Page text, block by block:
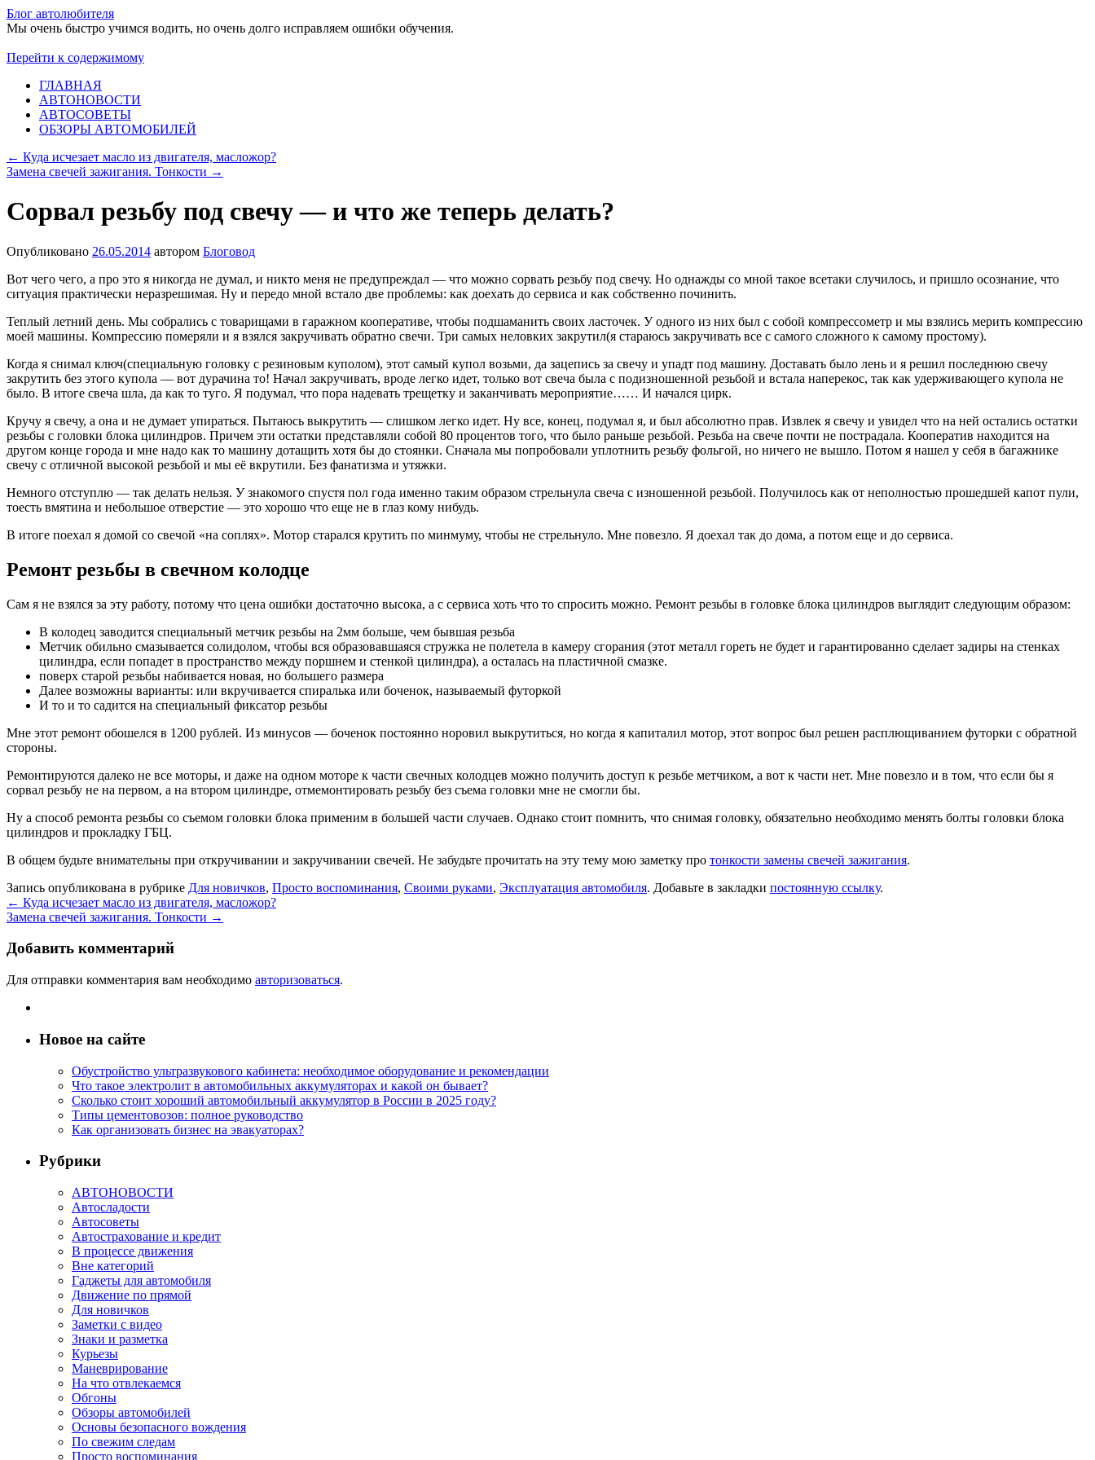
Блог автолюбителя
Мы очень быстро учимся водить, но очень долго исправляем ошибки обучения.
Перейти к содержимому
ГЛАВНАЯ
АВТОНОВОСТИ
АВТОСОВЕТЫ
ОБЗОРЫ АВТОМОБИЛЕЙ
← Куда исчезает масло из двигателя, масложор?
Замена свечей зажигания. Тонкости →
Сорвал резьбу под свечу — и что же теперь делать?
Опубликовано 26.05.2014 автором Блоговод
Вот чего чего, а про это я никогда не думал, и никто меня не предупреждал — что можно сорвать резьбу под свечу. Но однажды со мной такое всетаки случилось, и пришло осознание, что
ситуация практически неразрешимая. Ну и передо мной встало две проблемы: как доехать до сервиса и как собственно починить.
Теплый летний день. Мы собрались с товарищами в гаражном кооперативе, чтобы подшаманить своих ласточек. У одного из них был с собой компрессометр и мы взялись мерить компрессию
моей машины. Компрессию померяли и я взялся закручивать обратно свечи. Три самых неловких закрутил(я стараюсь закручивать все с самого сложного к самому простому).
Когда я снимал ключ(специальную головку с резиновым куполом), этот самый купол возьми, да зацепись за свечу и упадт под машину. Доставать было лень и я решил последнюю свечу
закрутить без этого купола — вот дурачина то! Начал закручивать, вроде легко идет, только вот свеча была с подизношенной резьбой и встала наперекос, так как удерживающего купола не
было. В итоге свеча шла, да как то туго. Я подумал, что пора надевать трещетку и заканчивать мероприятие…… И начался цирк.
Кручу я свечу, а она и не думает упираться. Пытаюсь выкрутить — слишком легко идет. Ну все, конец, подумал я, и был абсолютно прав. Извлек я свечу и увидел что на ней остались остатки
резьбы с головки блока цилиндров. Причем эти остатки представляли собой 80 процентов того, что было раньше резьбой. Резьба на свече почти не пострадала. Кооператив находится на
другом конце города и мне надо как то машину дотащить хотя бы до стоянки. Сначала мы попробовали уплотнить резьбу фольгой, но ничего не вышло. Потом я нашел у себя в багажнике
свечу с отличной высокой резьбой и мы её вкрутили. Без фанатизма и утяжки.
Немного отступлю — так делать нельзя. У знакомого спустя пол года именно таким образом стрельнула свеча с изношенной резьбой. Получилось как от неполностью прошедшей капот пули,
тоесть вмятина и небольшое отверстие — это хорошо что еще не в глаз кому нибудь.
В итоге поехал я домой со свечой «на соплях». Мотор старался крутить по минмуму, чтобы не стрельнуло. Мне повезло. Я доехал так до дома, а потом еще и до сервиса.
Ремонт резьбы в свечном колодце
Сам я не взялся за эту работу, потому что цена ошибки достаточно высока, а с сервиса хоть что то спросить можно. Ремонт резьбы в головке блока цилиндров выглядит следующим образом:
В колодец заводится специальный метчик резьбы на 2мм больше, чем бывшая резьба
Метчик обильно смазывается солидолом, чтобы вся образовавшаяся стружка не полетела в камеру сгорания (этот металл гореть не будет и гарантированно сделает задиры на стенках
цилиндра, если попадет в пространство между поршнем и стенкой цилиндра), а осталась на пластичной смазке.
поверх старой резьбы набивается новая, но большего размера
Далее возможны варианты: или вкручивается спиралька или боченок, называемый футоркой
И то и то садится на специальный фиксатор резьбы
Мне этот ремонт обошелся в 1200 рублей. Из минусов — боченок постоянно норовил выкрутиться, но когда я капиталил мотор, этот вопрос был решен расплющиванием футорки с обратной
стороны.
Ремонтируются далеко не все моторы, и даже на одном моторе к части свечных колодцев можно получить доступ к резьбе метчиком, а вот к части нет. Мне повезло и в том, что если бы я
сорвал резьбу не на первом, а на втором цилиндре, отмемонтировать резьбу без съема головки мне не смогли бы.
Ну а способ ремонта резьбы со съемом головки блока применим в большей части случаев. Однако стоит помнить, что снимая головку, обязательно необходимо менять болты головки блока
цилиндров и прокладку ГБЦ.
В общем будьте внимательны при откручивании и закручивании свечей. Не забудьте прочитать на эту тему мою заметку про тонкости замены свечей зажигания.
Запись опубликована в рубрике Для новичков, Просто воспоминания, Своими руками, Эксплуатация автомобиля. Добавьте в закладки постоянную ссылку.
← Куда исчезает масло из двигателя, масложор?
Замена свечей зажигания. Тонкости →
Добавить комментарий
Для отправки комментария вам необходимо авторизоваться.
Новое на сайте
Обустройство ультразвукового кабинета: необходимое оборудование и рекомендации
Что такое электролит в автомобильных аккумуляторах и какой он бывает?
Сколько стоит хороший автомобильный аккумулятор в России в 2025 году?
Типы цементовозов: полное руководство
Как организовать бизнес на эвакуаторах?
Рубрики
АВТОНОВОСТИ
Автосладости
Автосоветы
Автострахование и кредит
В процессе движения
Вне категорий
Гаджеты для автомобиля
Движение по прямой
Для новичков
Заметки с видео
Знаки и разметка
Курьезы
Маневрирование
На что отвлекаемся
Обгоны
Обзоры автомобилей
Основы безопасного вождения
По свежим следам
Просто воспоминания